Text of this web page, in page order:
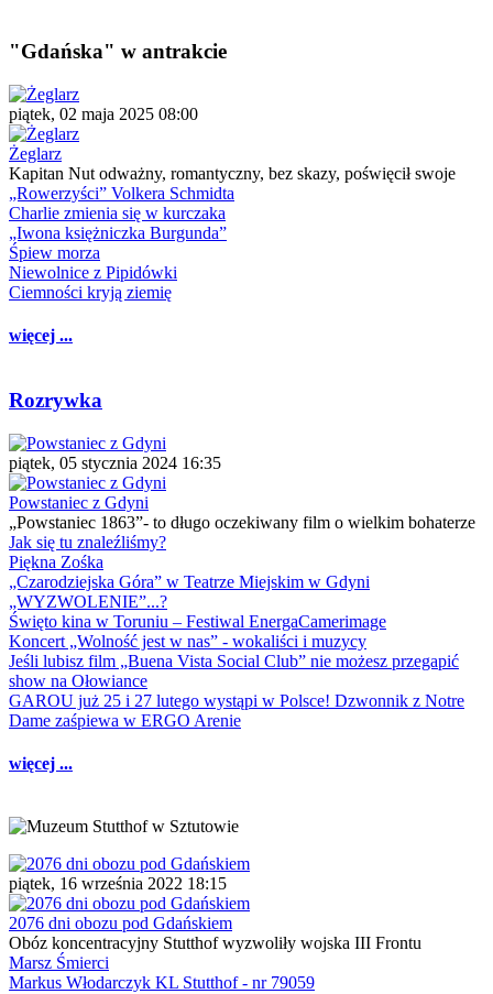
"Gdańska" w antrakcie
piątek, 02 maja 2025 08:00
Żeglarz
Kapitan Nut odważny, romantyczny, bez skazy, poświęcił swoje
„Rowerzyści” Volkera Schmidta
Charlie zmienia się w kurczaka
„Iwona księżniczka Burgunda”
Śpiew morza
Niewolnice z Pipidówki
Ciemności kryją ziemię
więcej ...
Rozrywka
piątek, 05 stycznia 2024 16:35
Powstaniec z Gdyni
„Powstaniec 1863”- to długo oczekiwany film o wielkim bohaterze
Jak się tu znaleźliśmy?
Piękna Zośka
„Czarodziejska Góra” w Teatrze Miejskim w Gdyni
„WYZWOLENIE”...?
Święto kina w Toruniu – Festiwal EnergaCamerimage
Koncert „Wolność jest w nas” - wokaliści i muzycy
Jeśli lubisz film „Buena Vista Social Club” nie możesz przegapić
show na Ołowiance
GAROU już 25 i 27 lutego wystąpi w Polsce! Dzwonnik z Notre
Dame zaśpiewa w ERGO Arenie
więcej ...
piątek, 16 września 2022 18:15
2076 dni obozu pod Gdańskiem
Obóz koncentracyjny Stutthof wyzwoliły wojska III Frontu
Marsz Śmierci
Markus Włodarczyk KL Stutthof - nr 79059